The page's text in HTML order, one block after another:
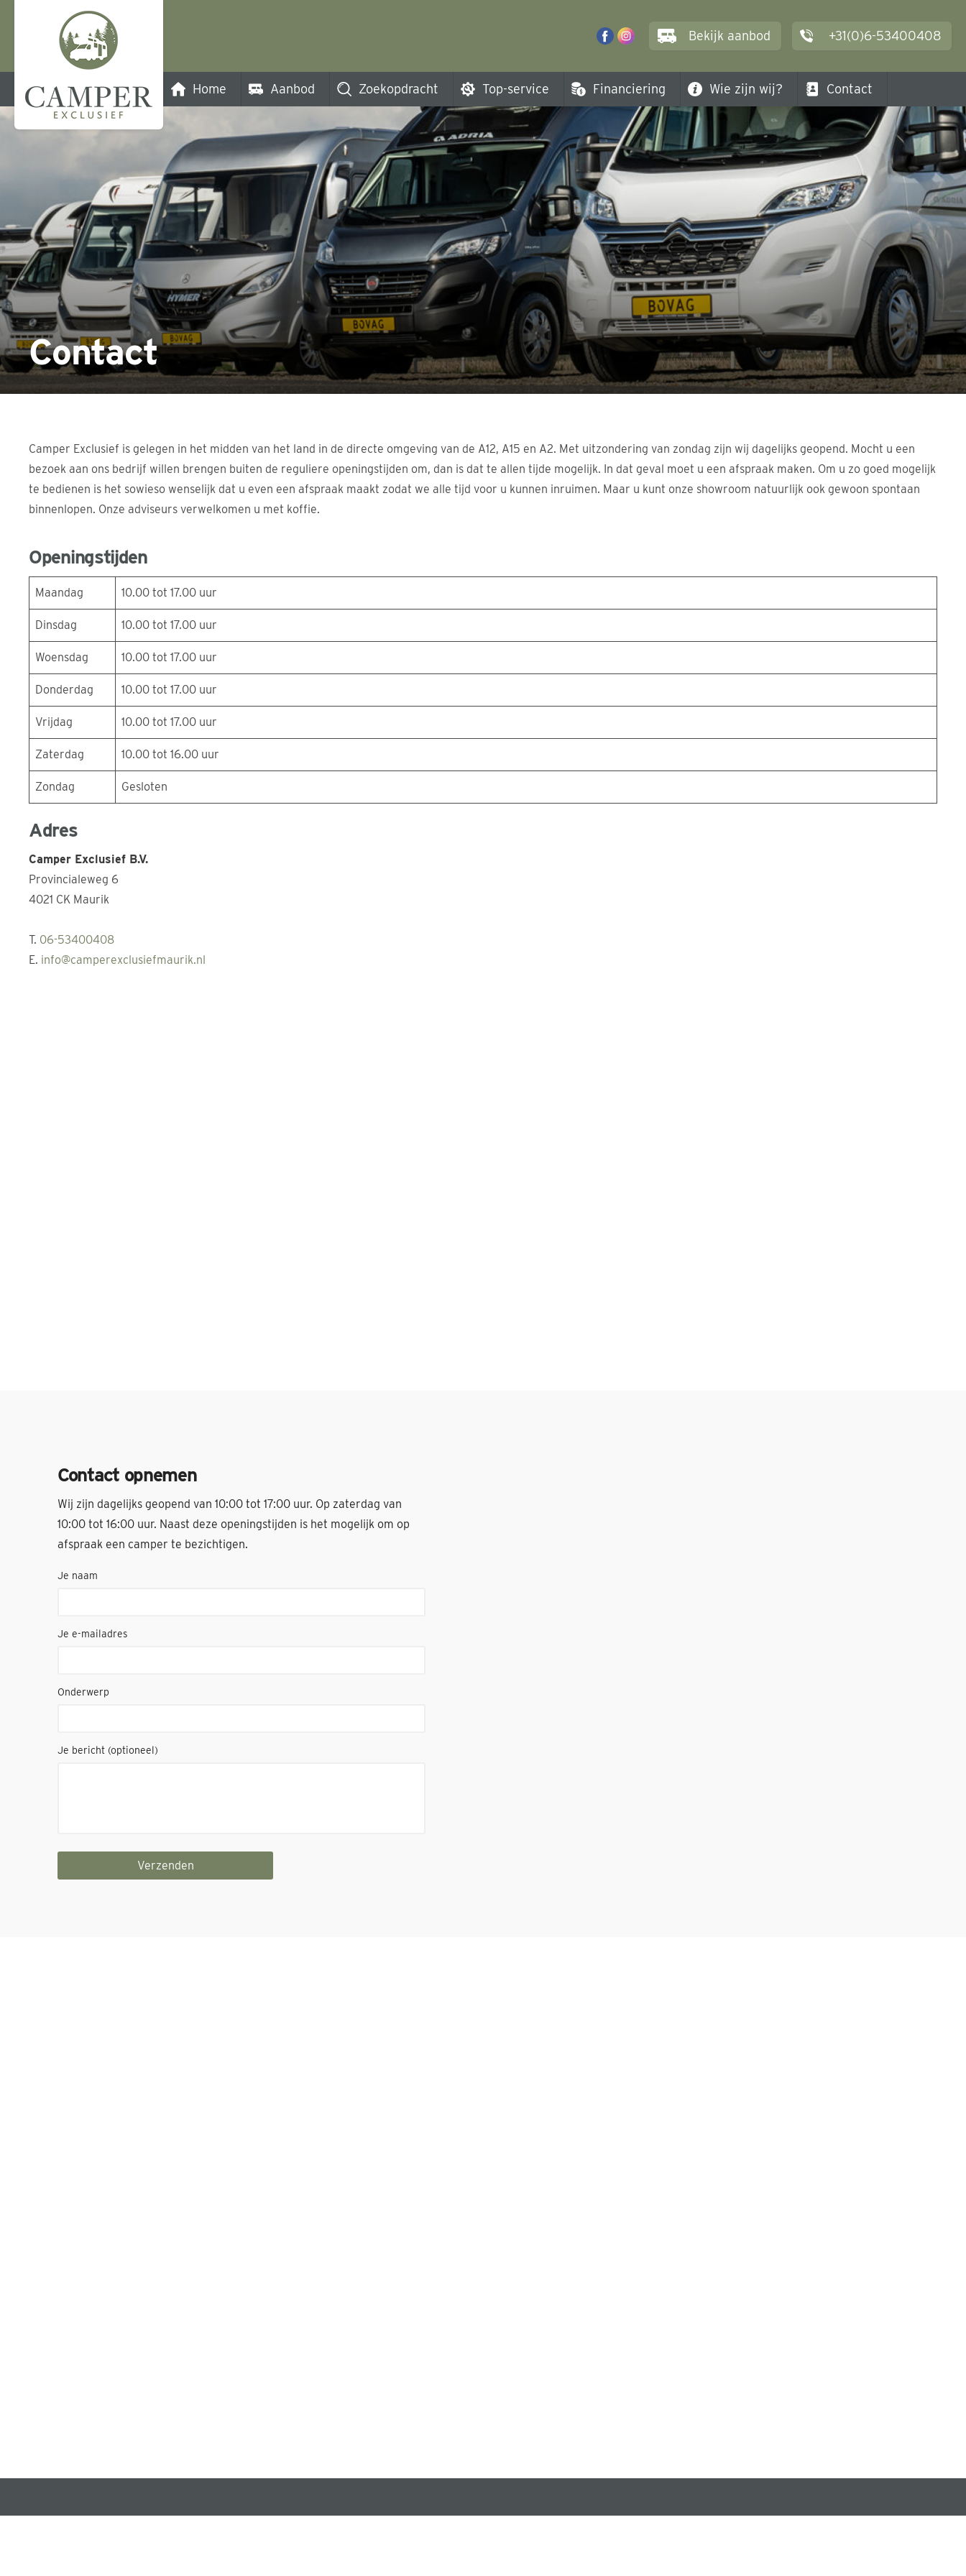
Bekijk aanbod +31(0)6-53400408
Home Aanbod Zoekopdracht Top-service Financiering Wie zijn wij? Contact
Contact
Camper Exclusief is gelegen in het midden van het land in de directe omgeving van de A12, A15 en A2. Met uitzondering van zondag zijn wij dagelijks geopend. Mocht u een
bezoek aan ons bedrijf willen brengen buiten de reguliere openingstijden om, dan is dat te allen tijde mogelijk. In dat geval moet u een afspraak maken. Om u zo goed mogelijk
te bedienen is het sowieso wenselijk dat u even een afspraak maakt zodat we alle tijd voor u kunnen inruimen. Maar u kunt onze showroom natuurlijk ook gewoon spontaan
binnenlopen. Onze adviseurs verwelkomen u met koffie.
Openingstijden
Maandag 10.00 tot 17.00 uur
Dinsdag 10.00 tot 17.00 uur
Woensdag 10.00 tot 17.00 uur
Donderdag 10.00 tot 17.00 uur
Vrijdag 10.00 tot 17.00 uur
Zaterdag 10.00 tot 16.00 uur
Zondag Gesloten
Adres
Camper Exclusief B.V.
Provincialeweg 6
4021 CK Maurik
T. 06-53400408
E. info@camperexclusiefmaurik.nl
Contact opnemen
Wij zijn dagelijks geopend van 10:00 tot 17:00 uur. Op zaterdag van
10:00 tot 16:00 uur. Naast deze openingstijden is het mogelijk om op
afspraak een camper te bezichtigen.
Je naam
Je e-mailadres
Onderwerp
Je bericht (optioneel)